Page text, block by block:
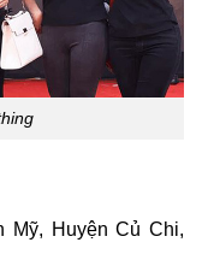
Mỹ, Huyện Củ Chi,